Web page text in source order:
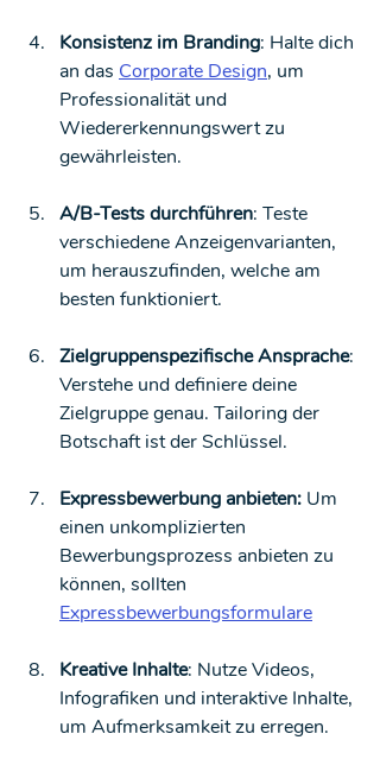
Konsistenz im Branding: Halte dich
an das Corporate Design, um
Professionalität und
Wiedererkennungswert zu
gewährleisten.
A/B-Tests durchführen: Teste
verschiedene Anzeigenvarianten,
um herauszufinden, welche am
besten funktioniert.
Zielgruppenspezifische Ansprache:
Verstehe und definiere deine
Zielgruppe genau. Tailoring der
Botschaft ist der Schlüssel.
Expressbewerbung anbieten: Um
einen unkomplizierten
Bewerbungsprozess anbieten zu
können, sollten
Expressbewerbungsformulare
Kreative Inhalte: Nutze Videos,
Infografiken und interaktive Inhalte,
um Aufmerksamkeit zu erregen.